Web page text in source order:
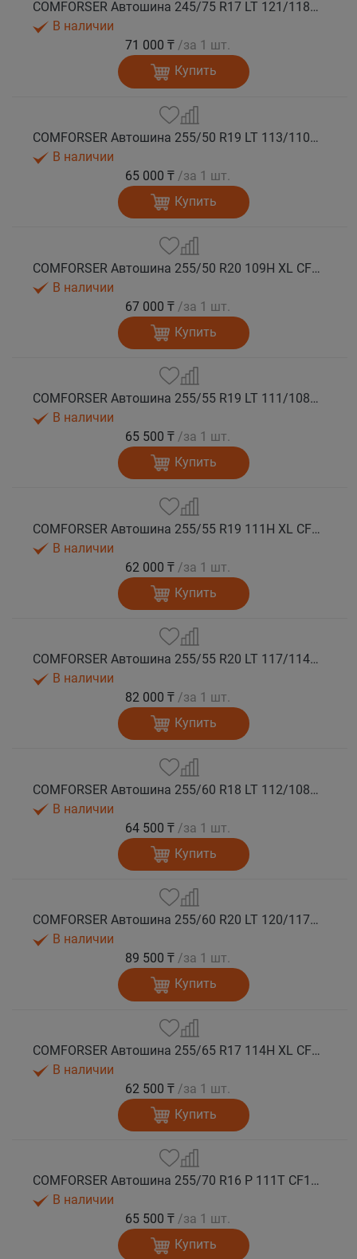
COMFORSER Автошина 245/75 R17 LT 121/118S CF1100 10PR RWL лето
В наличии
71 000 ₸ /за 1 шт.
Купить
COMFORSER Автошина 255/50 R19 LT 113/110S CF1100 RWL лето
В наличии
65 000 ₸ /за 1 шт.
Купить
COMFORSER Автошина 255/50 R20 109H XL CF1100 RWL лето
В наличии
67 000 ₸ /за 1 шт.
Купить
COMFORSER Автошина 255/55 R19 LT 111/108S CF1100 RWL лето
В наличии
65 500 ₸ /за 1 шт.
Купить
COMFORSER Автошина 255/55 R19 111H XL CF1100 RWL лето
В наличии
62 000 ₸ /за 1 шт.
Купить
COMFORSER Автошина 255/55 R20 LT 117/114S CF1100 RWL 10PR лето
В наличии
82 000 ₸ /за 1 шт.
Купить
COMFORSER Автошина 255/60 R18 LT 112/108S CF1100 RWL лето
В наличии
64 500 ₸ /за 1 шт.
Купить
COMFORSER Автошина 255/60 R20 LT 120/117S CF1100 10PR RWL лето
В наличии
89 500 ₸ /за 1 шт.
Купить
COMFORSER Автошина 255/65 R17 114H XL CF1100 RWL лето
В наличии
62 500 ₸ /за 1 шт.
Купить
COMFORSER Автошина 255/70 R16 P 111T CF1100 RWL лето
В наличии
65 500 ₸ /за 1 шт.
Купить